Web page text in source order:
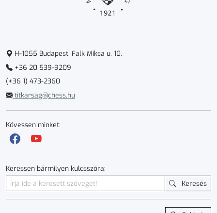
H-1055 Budapest, Falk Miksa u. 10.
+36 20 539-9209
(+36 1) 473-2360
titkarsag@chess.hu
Kövessen minket:
Keressen bármilyen kulcsszóra:
Keresés